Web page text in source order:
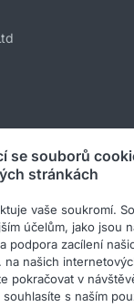
Právní
podmínky
se souborů
stránkách
vaše soukromí.
účelům, jako jsou
podpora zacílení
na našich
pokračovat v
s naším